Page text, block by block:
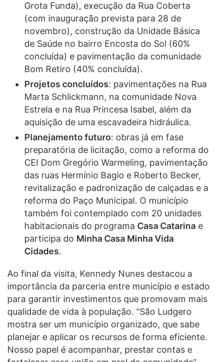
Grota Funda), execução da Rua Coberta
(com inauguração prevista para 28 de
novembro), construção da Unidade Básica
de Saúde no bairro Encosta do Sol (60%
concluída) e pavimentação da comunidade
Bom Retiro (40% concluída).
Projetos concluídos: pavimentações na Rua
Marta Schlickmann, na comunidade Nova
Estrela e na Rua Princesa Isabel, além da
aquisição de uma escavadeira hidráulica.
Planejamento futuro: obras já em fase
preparatória de licitação, como a reforma do
CEI Dom Gregório Warmeling, pavimentação
das ruas Hermínio Bagio e Roberto Becker,
revitalização e padronização de calçadas e a
reforma do Paço Municipal. O município
também foi contemplado com 20 unidades
habitacionais do programa Casa Catarina e
participa do Minha Casa Minha Vida
Cidades.
Ao final da visita, Kennedy Nunes destacou a
importância da parceria entre município e estado
para garantir investimentos que promovam mais
qualidade de vida à população. “São Ludgero
mostra ser um município organizado, que sabe
planejar e aplicar os recursos de forma eficiente.
Nosso papel é acompanhar, prestar contas e